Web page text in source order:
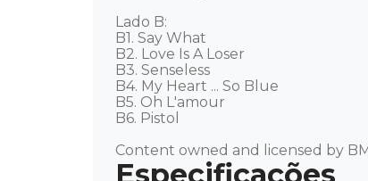
Lado B:
B1. Say What
B2. Love Is A Loser
B3. Senseless
B4. My Heart ... So Blue
B5. Oh L'amour
B6. Pistol
Content owned and licensed by